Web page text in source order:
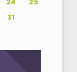
24 25
31